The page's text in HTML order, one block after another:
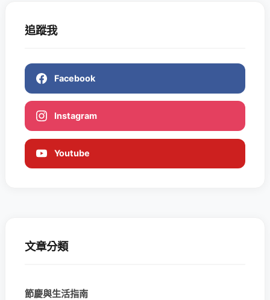
追蹤我
Facebook
Instagram
Youtube
文章分類
節慶與生活指南